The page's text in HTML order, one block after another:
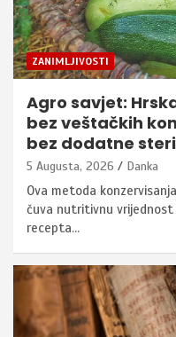
ZANIMLJIVOSTI
Agro savjet:
bez veštačkih
bez dodatne
5 Augusta, 2026 Danka
Ova metoda
čuva nutritivnu vrijednost
recepta…